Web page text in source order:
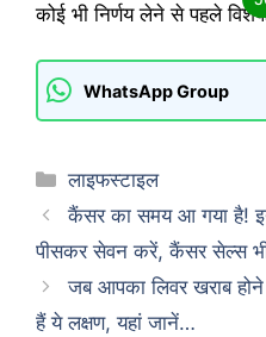
कोई भी निर्णय लेने से पहले
WhatsApp Group
Categories
लाइफस्टाइल
कैंसर का समय आ गया है!
पीसकर सेवन करें, कैंसर सेल्स
जब आपका लिवर खराब
हैं ये लक्षण, यहां जानें…